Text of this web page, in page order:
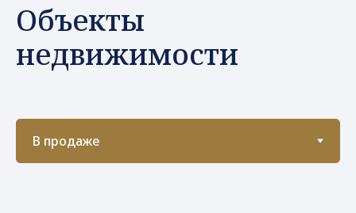
Объекты
недвижимости